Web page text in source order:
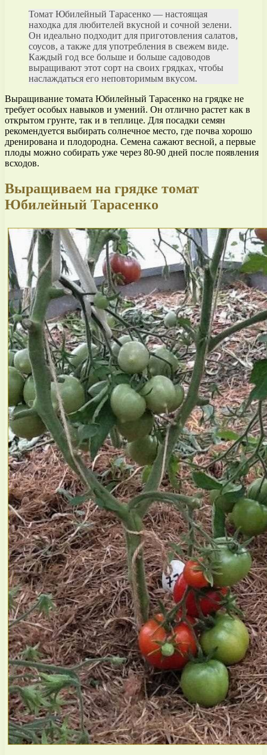
Томат Юбилейный Тарасенко — настоящая
находка для любителей вкусной и сочной зелени.
Он идеально подходит для приготовления салатов,
соусов, а также для употребления в свежем виде.
Каждый год все больше и больше садоводов
выращивают этот сорт на своих грядках, чтобы
наслаждаться его неповторимым вкусом.
Выращивание томата Юбилейный Тарасенко на грядке не
требует особых навыков и умений. Он отлично растет как в
открытом грунте, так и в теплице. Для посадки семян
рекомендуется выбирать солнечное место, где почва хорошо
дренирована и плодородна. Семена сажают весной, а первые
плоды можно собирать уже через 80-90 дней после появления
всходов.
Выращиваем на грядке томат
Юбилейный Тарасенко